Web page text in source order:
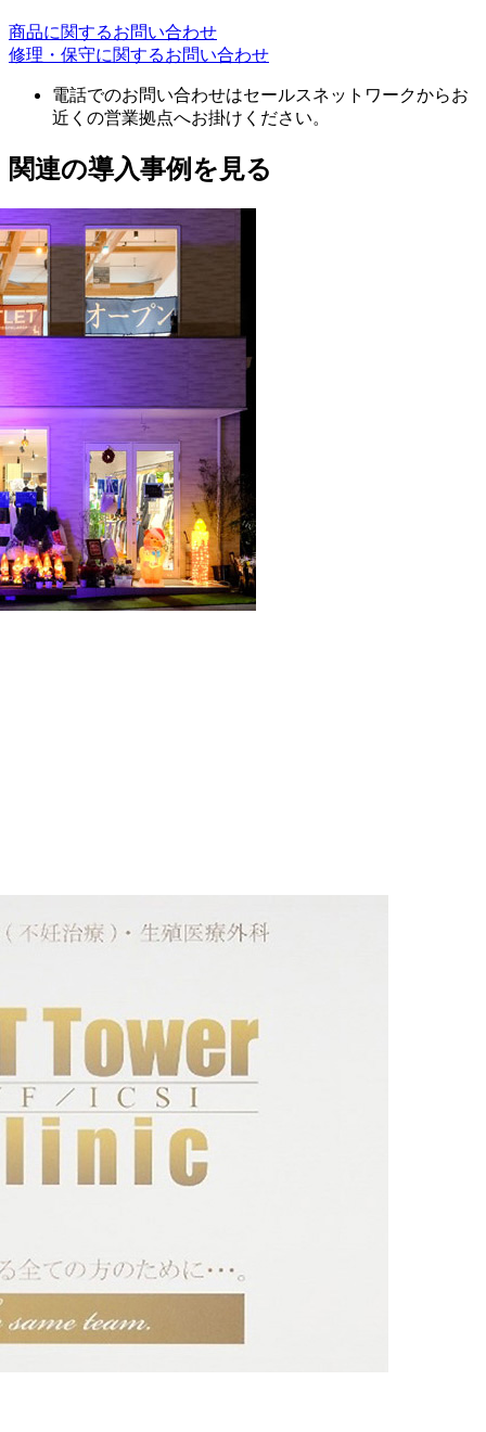
商品に関するお問い合わせ
修理・保守に関するお問い合わせ
電話でのお問い合わせはセールスネットワークからお
近くの営業拠点へお掛けください。
関連の導入事例を見る